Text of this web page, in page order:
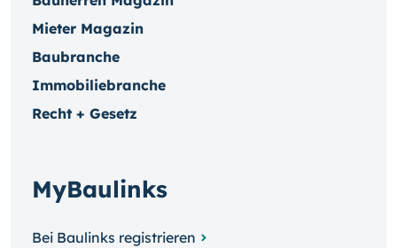
Mieter Magazin
Baubranche
Immobiliebranche
Recht + Gesetz
MyBaulinks
Bei Baulinks registrieren